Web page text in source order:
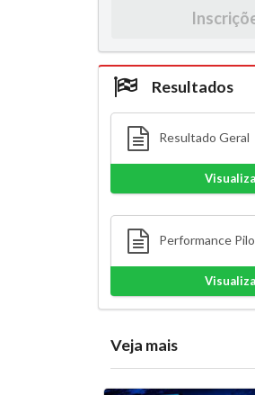
Resultados
Resultado Geral
Performance
Veja mais